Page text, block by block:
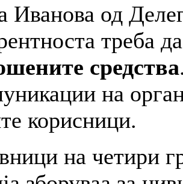
Иванова од
треба
средства
на
корисници.
на четири